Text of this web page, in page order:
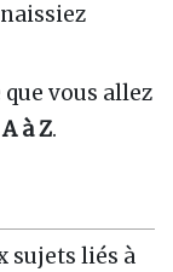
que vous allez
A à Z.
sujets liés à